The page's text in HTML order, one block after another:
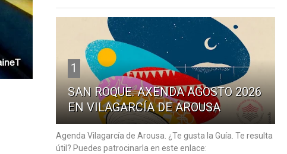
1
SAN ROQUE. AXENDA AGOSTO 2026
EN VILAGARCÍA DE AROUSA
Agenda Vilagarcía de Arousa. ¿Te gusta la Guía. Te resulta
útil? Puedes patrocinarla en este enlace: